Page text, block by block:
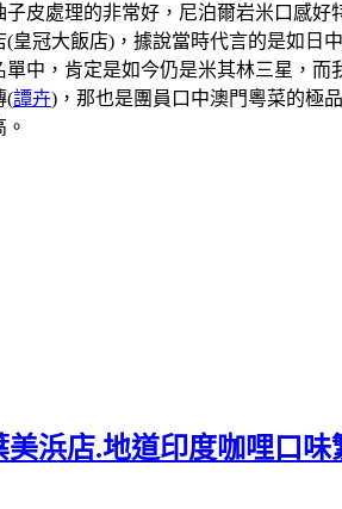
皮處理的非常好，尼泊爾岩米口感
冠大飯店)，據說當時代言的是如日
中，肯定是如今仍是米其林三星，而
(譚卉)，那也是團員口中澳門粵菜的極
浜店.地道印度咖哩口